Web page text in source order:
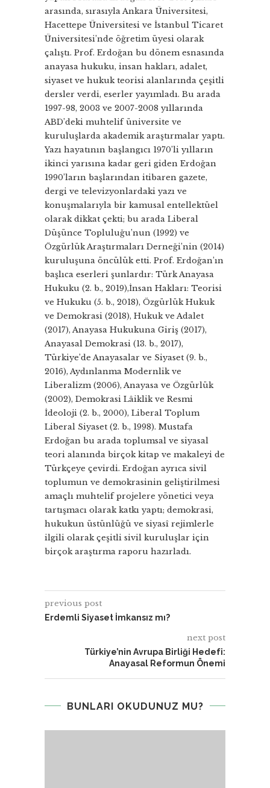
arasında, sırasıyla Ankara Üniversitesi,
Hacettepe Üniversitesi ve İstanbul Ticaret
Üniversitesi’nde öğretim üyesi olarak
çalıştı. Prof. Erdoğan bu dönem esnasında
anayasa hukuku, insan hakları, adalet,
siyaset ve hukuk teorisi alanlarında çeşitli
dersler verdi, eserler yayımladı. Bu arada
1997-98, 2003 ve 2007-2008 yıllarında
ABD’deki muhtelif üniversite ve
kuruluşlarda akademik araştırmalar yaptı.
Yazı hayatının başlangıcı 1970’li yılların
ikinci yarısına kadar geri giden Erdoğan
1990’ların başlarından itibaren gazete,
dergi ve televizyonlardaki yazı ve
konuşmalarıyla bir kamusal entellektüel
olarak dikkat çekti; bu arada Liberal
Düşünce Topluluğu’nun (1992) ve
Özgürlük Araştırmaları Derneği’nin (2014)
kuruluşuna öncülük etti. Prof. Erdoğan’ın
başlıca eserleri şunlardır: Türk Anayasa
Hukuku (2. b., 2019),İnsan Hakları: Teorisi
ve Hukuku (5. b., 2018), Özgürlük Hukuk
ve Demokrasi (2018), Hukuk ve Adalet
(2017), Anayasa Hukukuna Giriş (2017),
Anayasal Demokrasi (13. b., 2017),
Türkiye’de Anayasalar ve Siyaset (9. b.,
2016), Aydınlanma Modernlik ve
Liberalizm (2006), Anayasa ve Özgürlük
(2002), Demokrasi Lâiklik ve Resmi
İdeoloji (2. b., 2000), Liberal Toplum
Liberal Siyaset (2. b., 1998). Mustafa
Erdoğan bu arada toplumsal ve siyasal
teori alanında birçok kitap ve makaleyi de
Türkçeye çevirdi. Erdoğan ayrıca sivil
toplumun ve demokrasinin geliştirilmesi
amaçlı muhtelif projelere yönetici veya
tartışmacı olarak katkı yaptı; demokrasi,
hukukun üstünlüğü ve siyasî rejimlerle
ilgili olarak çeşitli sivil kuruluşlar için
birçok araştırma raporu hazırladı.
previous post
Erdemli Siyaset İmkansız mı?
next post
Türkiye’nin Avrupa Birliği Hedefi:
Anayasal Reformun Önemi
BUNLARI OKUDUNUZ MU?